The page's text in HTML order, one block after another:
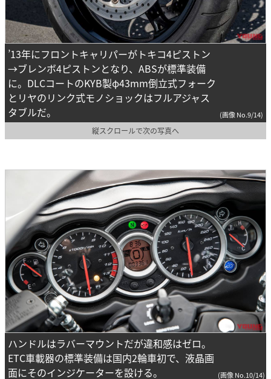
’13年にフロントキャリパーがトキコ4ピストン
→ブレンボ4ピストンとなり、ABSが標準装備
に。DLCコートのKYB製φ43mm倒立式フォーク
とリヤのリンク式モノショックはフルアジャス
タブルだ。
(画像 No.9/14)
縦スクロールで次の写真へ
ハンドルはラバーマウントだが違和感はゼロ。
ETC車載器の標準装備は国内2輪車初で、液晶画
面にそのインジケーターを設ける。
(画像 No.10/14)